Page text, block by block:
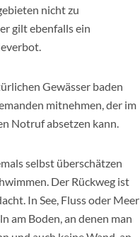
nicht zu
gilt ebenfalls ein
Gewässer baden
mitnehmen, der im
Notruf absetzen kann.
selbst überschätzen
Der Rückweg ist
In See, Fluss oder Meer
am Boden, an denen man